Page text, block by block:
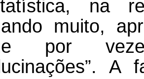
na
muito,
por
A